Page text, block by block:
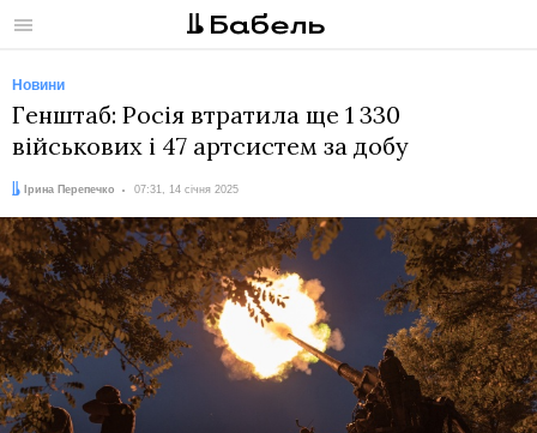
Меню
Новини
Генштаб: Росія втратила ще 1 330
військових і 47 артсистем за добу
Автор:
Ірина Перепечко
Дата: 07:31, 14 січня 2025